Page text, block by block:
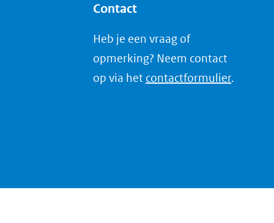
Contact
Heb je een vraag of
opmerking? Neem contact
op via het contactformulier.